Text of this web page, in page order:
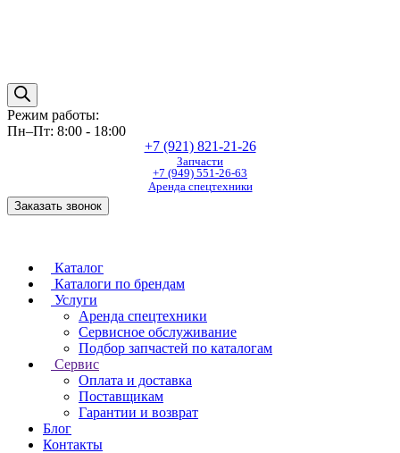
Режим работы:
Пн–Пт: 8:00 - 18:00
+7 (921) 821-21-26
Запчасти
+7 (949) 551-26-63
Аренда спецтехники
Заказать звонок
Каталог
Каталоги по брендам
Услуги
Аренда спецтехники
Сервисное обслуживание
Подбор запчастей по каталогам
Сервис
Оплата и доставка
Поставщикам
Гарантии и возврат
Блог
Контакты